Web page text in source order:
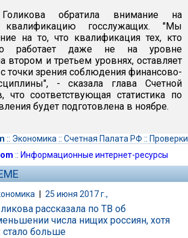
обратила внимание на
квалификацию госслужащих. "Мы
на то, что квалификация тех, кто
работает даже не на уровне
втором и третьем уровнях, оставляет
точки зрения соблюдения финансово-
- сказала глава Счетной
что соответствующая статистика по
будет подготовлена в ноябре.
:: Экономика :: Счетная Палата РФ :: Проверки
:: Информационные интернет-ресурсы
| 25 июня 2017 г.,
рассказала по ТВ об
числа нищих россиян, хотя
стало больше